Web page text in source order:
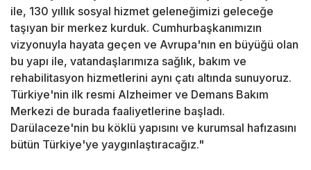
ile, 130 yıllık sosyal hizmet geleneğimizi geleceğe
taşıyan bir merkez kurduk. Cumhurbaşkanımızın
vizyonuyla hayata geçen ve Avrupa'nın en büyüğü olan
bu yapı ile, vatandaşlarımıza sağlık, bakım ve
rehabilitasyon hizmetlerini aynı çatı altında sunuyoruz.
Türkiye'nin ilk resmi Alzheimer ve Demans Bakım
Merkezi de burada faaliyetlerine başladı.
Darülaceze'nin bu köklü yapısını ve kurumsal hafızasını
bütün Türkiye'ye yaygınlaştıracağız."